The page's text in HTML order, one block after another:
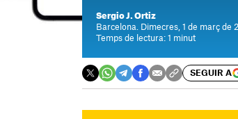
Sergio J. Ortiz
Barcelona. Dimecres, 1 de març de
Temps de lectura: 1 minut
SEGUIR A